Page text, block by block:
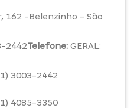
162 -Belenzinho – São
2442Telefone: GERAL:
3003-2442
4085-3350